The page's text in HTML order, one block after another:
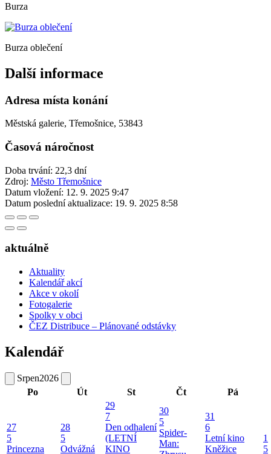
Burza
Burza oblečení
Další informace
Adresa místa konání
Městská galerie, Třemošnice, 53843
Časová náročnost
Doba trvání: 22,3 dní
Zdroj: Město Třemošnice
Datum vložení: 12. 9. 2025 9:47
Datum poslední aktualizace: 19. 9. 2025 8:58
aktuálně
Aktuality
Kalendář akcí
Akce v okolí
Fotogalerie
Spolky v obci
ČEZ Distribuce – Plánované odstávky
Kalendář
Srpen2026
Po
Út St Čt Pá
27
5
Princezna
28
5
Odvážná
29
7
Den odhalení
(LETNÍ
KINO
30
5
Spider-
Man:
31
6
Letní kino
Kněžice
1
5